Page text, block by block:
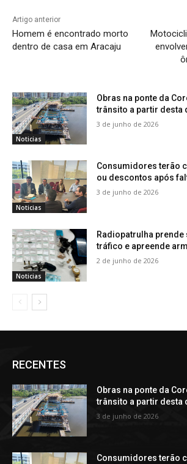
Artigo anterior
Homem é encontrado morto
dentro de casa em Aracaju
Noticias
Obras na ponte da
trânsito a partir desta
3 de junho de 2026
Noticias
Consumidores terão
ou descontos após
3 de junho de 2026
Noticias
Radiopatrulha prende
tráfico e apreende
2 de junho de 2026
RECENTES
Obras na ponte da
trânsito a partir desta
3 de junho de 2026
Consumidores terão